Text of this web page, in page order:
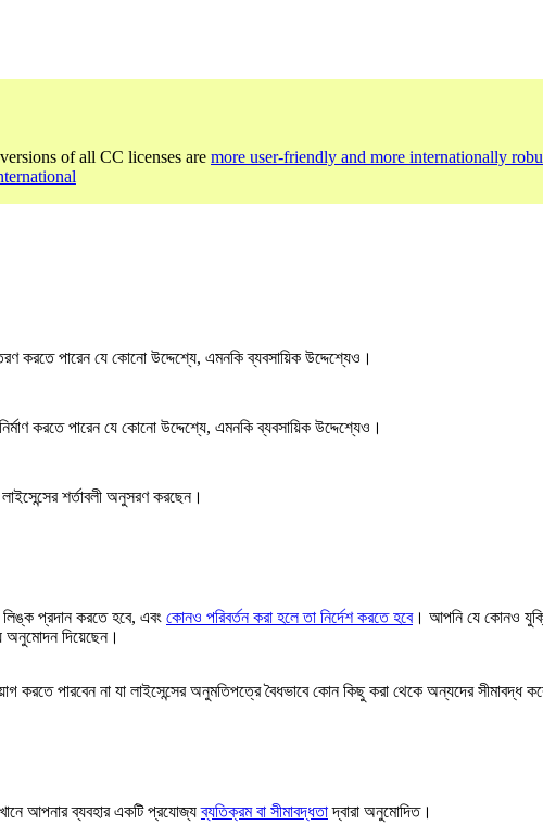
of all CC licenses are more user-friendly and more internationally
করতে পারেন যে কোনো উদ্দেশ্যে, এমনকি ব্যবসায়িক উদ্দেশ্যেও।
করতে পারেন যে কোনো উদ্দেশ্যে, এমনকি ব্যবসায়িক উদ্দেশ্যেও।
শর্তাবলী অনুসরণ করছেন।
লিঙ্ক প্রদান করতে হবে, এবং কোনও পরিবর্তন করা হলে তা নির্দেশ করতে হবে। আপনি যে কোনও
অনুমোদন দিয়েছেন।
করতে পারবেন না যা লাইসেন্সের অনুমতিপত্রে বৈধভাবে কোন কিছু করা থেকে অন্যদের সীমাবদ্ধ
আপনার ব্যবহার একটি প্রযোজ্যব্যতিক্রম বা সীমাবদ্ধতাদ্বারা অনুমোদিত।